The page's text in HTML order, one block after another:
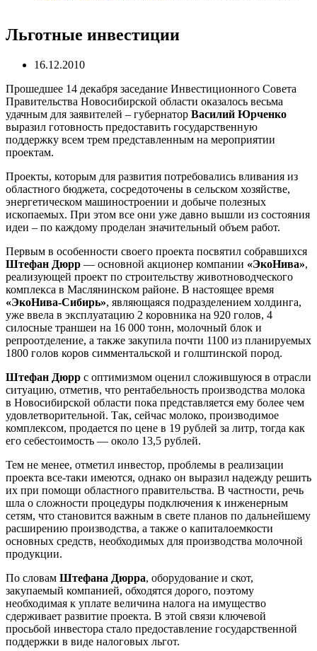
Льготные инвестиции
16.12.2010
Прошедшее 14 декабря заседание Инвестиционного Совета
Правительства Новосибирской области оказалось весьма
удачным для заявителей – губернатор Василий Юрченко
выразил готовность предоставить государственную
поддержку всем трем представленным на мероприятии
проектам.
Проекты, которым для развития потребовались вливания из
областного бюджета, сосредоточены в сельском хозяйстве,
энергетическом машиностроении и добыче полезных
ископаемых. При этом все они уже давно вышли из состояния
идеи – по каждому проделан значительный объем работ.
Первым в особенности своего проекта посвятил собравшихся
Штефан Дюрр — основной акционер компании «ЭкоНива»,
реализующей проект по строительству животноводческого
комплекса в Маслянинском районе. В настоящее время
«ЭкоНива-Сибирь», являющаяся подразделением холдинга,
уже ввела в эксплуатацию 2 коровника на 920 голов, 4
силосные траншеи на 16 000 тонн, молочный блок и
репроотделение, а также закупила почти 1100 из планируемых
1800 голов коров симментальской и голштинской пород.
Штефан Дюрр с оптимизмом оценил сложившуюся в отрасли
ситуацию, отметив, что рентабельность производства молока
в Новосибирской области пока представляется ему более чем
удовлетворительной. Так, сейчас молоко, производимое
комплексом, продается по цене в 19 рублей за литр, тогда как
его себестоимость — около 13,5 рублей.
Тем не менее, отметил инвестор, проблемы в реализации
проекта все-таки имеются, однако он выразил надежду решить
их при помощи областного правительства. В частности, речь
шла о сложности процедуры подключения к инженерным
сетям, что становится важным в свете планов по дальнейшему
расширению производства, а также о капиталоемкости
основных средств, необходимых для производства молочной
продукции.
По словам Штефана Дюрра, оборудование и скот,
закупаемый компанией, обходятся дорого, поэтому
необходимая к уплате величина налога на имущество
сдерживает развитие проекта. В этой связи ключевой
просьбой инвестора стало предоставление государственной
поддержки в виде налоговых льгот.